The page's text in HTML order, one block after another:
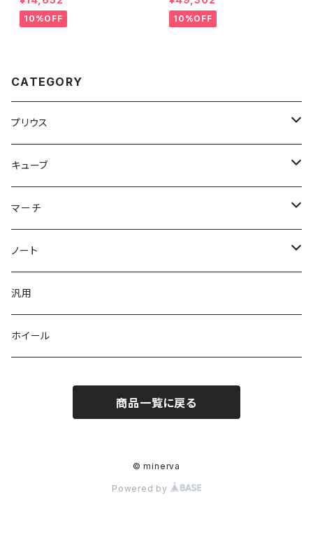
フロントバンパー専用
10%OFF
バVer.GT
10%OFF
CATEGORY
プリウス
３０プリウス
３点KIT
フロント
５０プリウス
３点KIT
フロント
キューブ
Z12キューブ JP
フロント
サイド
Z12キューブ US
マーチ
K12マーチ
フロントバンパー
サイドステップ
フロントフラップスポイラー
K13マーチ
ノート
E12ノート
汎用
ホイール
商品一覧に戻る
© minerva
Powered by